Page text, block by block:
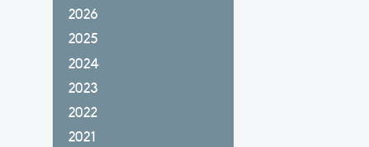
2026
2025
2024
2023
2022
2021